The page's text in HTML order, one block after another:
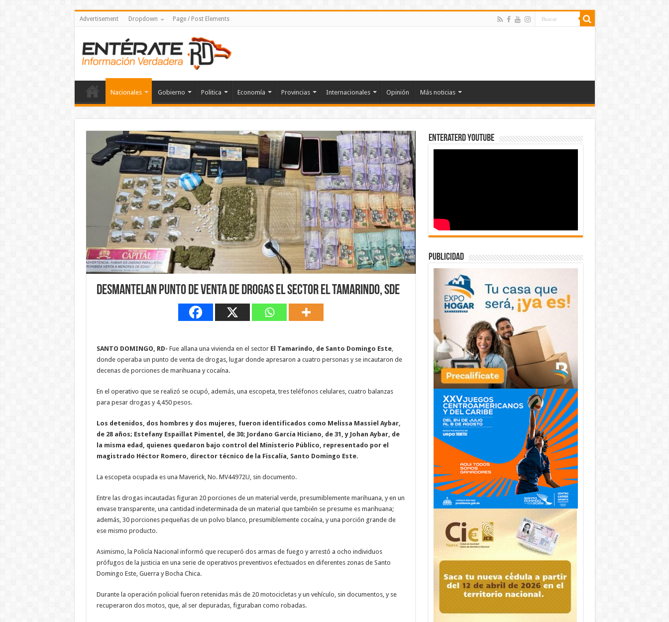
Advertisement Dropdown Page / Post Elements
Nacionales Gobierno Politica Economía Provincias Internacionales Opinión Más noticias
Desmantelan punto de venta de drogas el sector El Tamarindo, SDE
SANTO DOMINGO, RD- Fue allana una vivienda en el sector El Tamarindo, de Santo Domingo Este,
donde operaba un punto de venta de drogas, lugar donde apresaron a cuatro personas y se incautaron de
decenas de porciones de marihuana y cocaína.
En el operativo que se realizó se ocupó, además, una escopeta, tres teléfonos celulares, cuatro balanzas
para pesar drogas y 4,450 pesos.
Los detenidos, dos hombres y dos mujeres, fueron identificados como Melissa Massiel Aybar,
de 28 años; Estefany Espaillat Pimentel, de 30; Jordano García Hiciano, de 31, y Johan Aybar, de
la misma edad, quienes quedaron bajo control del Ministerio Público, representado por el
magistrado Héctor Romero, director técnico de la Fiscalía, Santo Domingo Este.
La escopeta ocupada es una Maverick, No. MV44972U, sin documento.
Entre las drogas incautadas figuran 20 porciones de un material verde, presumiblemente marihuana, y en un
envase transparente, una cantidad indeterminada de un material que también se presume es marihuana;
además, 30 porciones pequeñas de un polvo blanco, presumiblemente cocaína, y una porción grande de
ese mismo producto.
Asimismo, la Policía Nacional informó que recuperó dos armas de fuego y arrestó a ocho individuos
prófugos de la justicia en una serie de operativos preventivos efectuados en diferentes zonas de Santo
Domingo Este, Guerra y Bocha Chica.
Durante la operación policial fueron retenidas más de 20 motocicletas y un vehículo, sin documentos, y se
recuperaron dos motos, que, al ser depuradas, figuraban como robadas.
EnterateRD YOUTUBE
publicidad